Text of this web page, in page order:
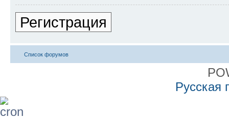
Регистрация
Список форумов
Русская